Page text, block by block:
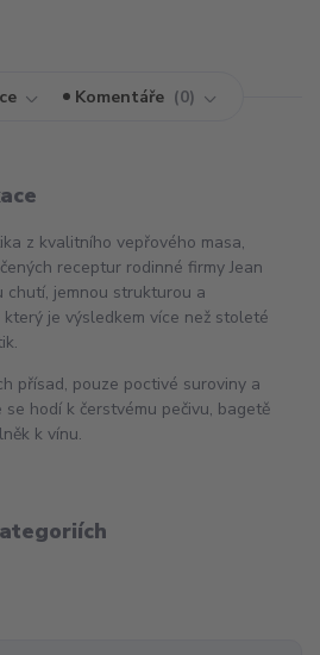
Komentáře 0
z kvalitního vepřového masa,
receptur rodinné firmy Jean
chutí, jemnou strukturou a
je výsledkem více než stoleté
přísad, pouze poctivé suroviny a
hodí k čerstvému pečivu, bagetě
k vínu.